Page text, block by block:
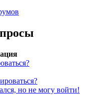
но не могу войти!